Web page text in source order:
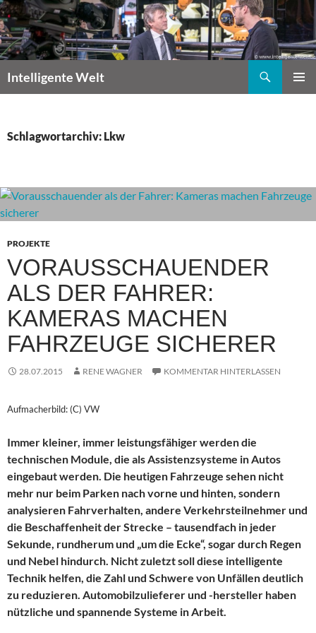
Zum
Inhalt
springen
Intelligente Welt
Schlagwortarchiv: Lkw
PROJEKTE
VORAUSSCHAUENDER
ALS DER FAHRER:
KAMERAS MACHEN
FAHRZEUGE SICHERER
28.07.2015 RENE WAGNER KOMMENTAR HINTERLASSEN
Aufmacherbild: (C) VW
Immer kleiner, immer leistungsfähiger werden die
technischen Module, die als Assistenzsysteme in Autos
eingebaut werden. Die heutigen Fahrzeuge sehen nicht
mehr nur beim Parken nach vorne und hinten, sondern
analysieren Fahrverhalten, andere Verkehrsteilnehmer und
die Beschaffenheit der Strecke – tausendfach in jeder
Sekunde, rundherum und „um die Ecke“, sogar durch Regen
und Nebel hindurch. Nicht zuletzt soll diese intelligente
Technik helfen, die Zahl und Schwere von Unfällen deutlich
zu reduzieren. Automobilzulieferer und -hersteller haben
nützliche und spannende Systeme in Arbeit.